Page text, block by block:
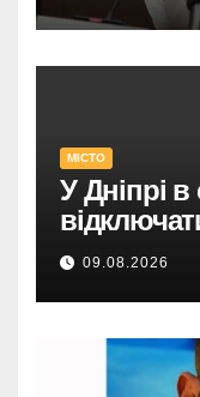
МІСТО
У Дніпрі в
список
09.08.2026